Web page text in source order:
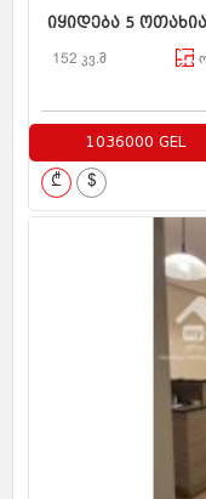
იყიდება 5
152 კვ.მ
1036000 GEL
₾ $